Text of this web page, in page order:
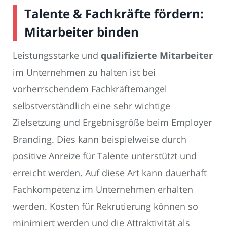
Talente & Fachkräfte fördern:
Mitarbeiter binden
Leistungsstarke und qualifizierte Mitarbeiter
im Unternehmen zu halten ist bei
vorherrschendem Fachkräftemangel
selbstverständlich eine sehr wichtige
Zielsetzung und Ergebnisgröße beim Employer
Branding. Dies kann beispielweise durch
positive Anreize für Talente unterstützt und
erreicht werden. Auf diese Art kann dauerhaft
Fachkompetenz im Unternehmen erhalten
werden. Kosten für Rekrutierung können so
minimiert werden und die Attraktivität als